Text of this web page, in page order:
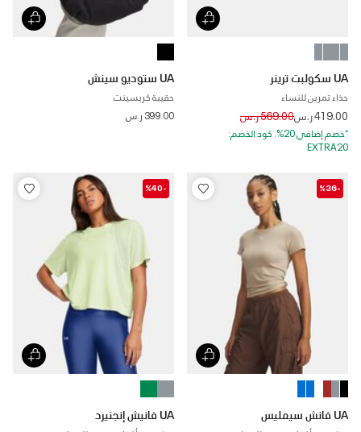
UA سكولبت ترينر
حذاء تمرين للنساء
419.00 ر.س Price reduced from
569.00 ر.س to
*خصم إضافي 20%. كود الخصم:
EXTRA20
UA ستوديو سينش
حقيبة كريسينت
399.00 ر.س
-%36
UA فانش سيمليس
-%40
UA فانيش إنجنيرد